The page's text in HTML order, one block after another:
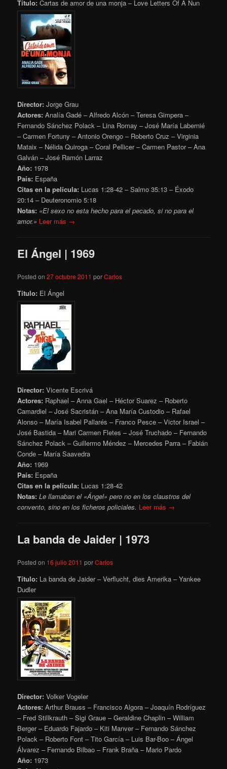
Título: Cartas de amor de una monja – Love Letters Of A Nun
Director: Jorge Grau
Actores: Analía Gadé – Alfredo Alcón – Teresa Gimpera –
Fernando Sánchez Polack – Lina Romay – José María Labernié
– Carmen Fortuny – Antonio Orengo – Roberto Cruz – Virginia
Mataix – Nélida Quiroga – Coral Pellicer – Carmen Pastor – Ana
Galván – José Ramón Larraz
Año: 1978
País: España
Citas en la película: Lucas 1:28-42 – Salmo 35:13 – Éxodo
20:14 – Deuteronomio 5:18
Notas: «El sexo no esta hecho para el pecado, si no para el
amor.» Leer más →
El Ángel | 1969
Posted on27 octubre 2011 porCarlos
Título: El Ángel
Director: Vicente Escrivá
Actores: Raphael – Anna Gael – Héctor Suarez – Roberto
Camardiel – José Sacristán – Ana María Custodio – Rafael
Alonso – María Isabel Pallarés – Franco Pesce – Victor Israel –
José Bastida – Mari Carmen Fletes – José Truchado – Fernando
Sánchez Polack – Guillermo Méndez – Mercedes Parra – Fabián
Conde – María Saavedra
Año: 1969
País: España
Citas en la película: Lucas 1:28-42
Notas: Le llamaban el «Ángel» pero no en los claustros del
convento, sino en los ficheros policiales. Leer más →
La banda de Jaider | 1973
Posted on 16 julio 2011 porCarlos
Título: La banda de Jaider – Verflucht, dies Amerika – Yankee
Dudler
Director: Volker Vogeler
Actores: Arthur Brauss – Francisco Algora – Joaquín Rodríguez
– Fred Stillkrauth – Sigi Graue – Geraldine Chaplin – William
Berger – Eduardo Fajardo – Kiti Manver – Fernando Sánchez
Polack – Roberto Font – Tito García – Luis Bar-Boo – Ángel
Álvarez – Fernando Bilbao – Frank Braña – Mario Pardo
Año: 1973